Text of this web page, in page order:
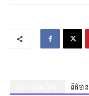
ព័ត៌មា